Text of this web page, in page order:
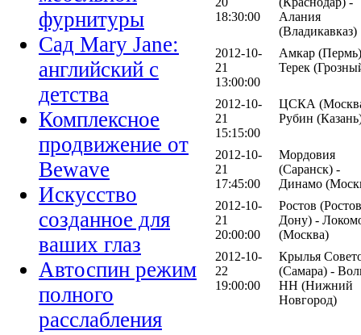
фурнитуры
Сад Mary Jane:
английский с
детства
Комплексное
продвижение от
Bewave
Искусство
созданное для
ваших глаз
Автоспин режим
полного
расслабления
18:30:00
Алания
(Владикавказ)
2012-10-
21
13:00:00
Амкар
Терек
2012-10-
21
15:15:00
ЦСКА
Рубин
2012-10-
21
17:45:00
Мордовия
(Саранск) -
Динамо
2012-10-
21
20:00:00
Ростов
Дону) -
(Москва)
2012-10-
22
19:00:00
Крылья
(Самара) -
НН (Нижний
Новгород)